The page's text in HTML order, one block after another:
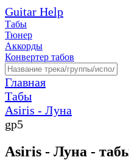
Guitar Help
Табы
Тюнер
Аккорды
Конвертер табов
Главная
Табы
Asiris - Луна
gp5
Asiris - Луна -